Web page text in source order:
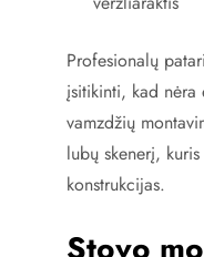
Profesionalų
įsitikinti, kad nėra
vamzdžių
lubų skenerį,
konstrukcijas.